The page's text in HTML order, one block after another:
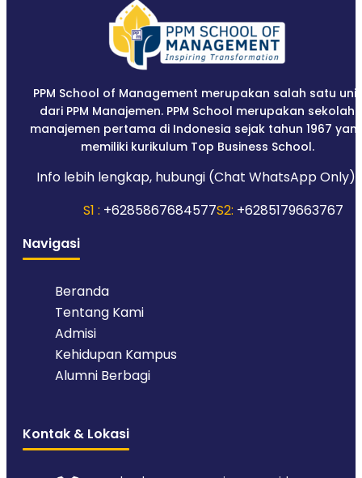
PPM School of Management merupakan salah satu unit
dari PPM Manajemen. PPM School merupakan sekolah
manajemen pertama di Indonesia sejak tahun 1967
memiliki kurikulum Top Business School.
Info lebih lengkap, hubungi (Chat WhatsApp Only):
S1 : +6285867684577S2: +6285179663767
Navigasi
Beranda
Tentang Kami
Admisi
Kehidupan Kampus
Alumni Berbagi
Kontak & Lokasi